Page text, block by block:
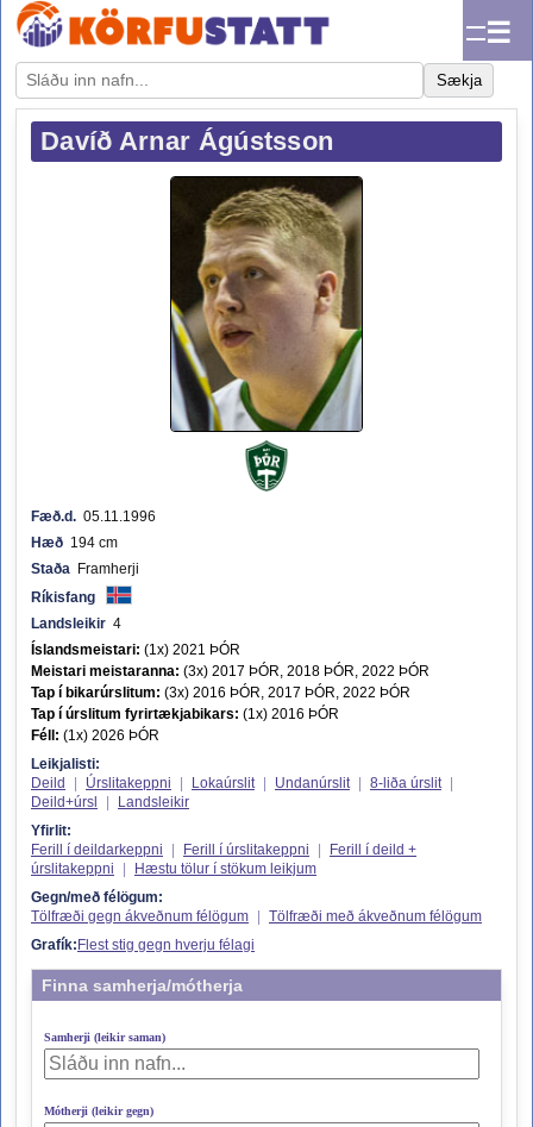
☰
Sækja
Davíð Arnar Ágústsson
Fæð.d. 05.11.1996
Hæð 194 cm
Staða Framherji
Ríkisfang
Landsleikir 4
Íslandsmeistari: (1x) 2021 ÞÓR
Meistari meistaranna: (3x) 2017 ÞÓR, 2018 ÞÓR, 2022 ÞÓR
Tap í bikarúrslitum: (3x) 2016 ÞÓR, 2017 ÞÓR, 2022 ÞÓR
Tap í úrslitum fyrirtækjabikars: (1x) 2016 ÞÓR
Féll: (1x) 2026 ÞÓR
Leikjalisti:
Deild
Úrslitakeppni Lokaúrslit Undanúrslit 8-liða úrslit
Deild+úrsl
Landsleikir
Yfirlit:
Ferill í deildarkeppni
Ferill í úrslitakeppni
Ferill í deild +
úrslitakeppni
Hæstu tölur í stökum leikjum
Gegn/með félögum:
Tölfræði gegn ákveðnum félögum
Tölfræði með ákveðnum félögum
Grafík: Flest stig gegn hverju félagi
Finna samherja/mótherja
Samherji (leikir saman)
Mótherji (leikir gegn)